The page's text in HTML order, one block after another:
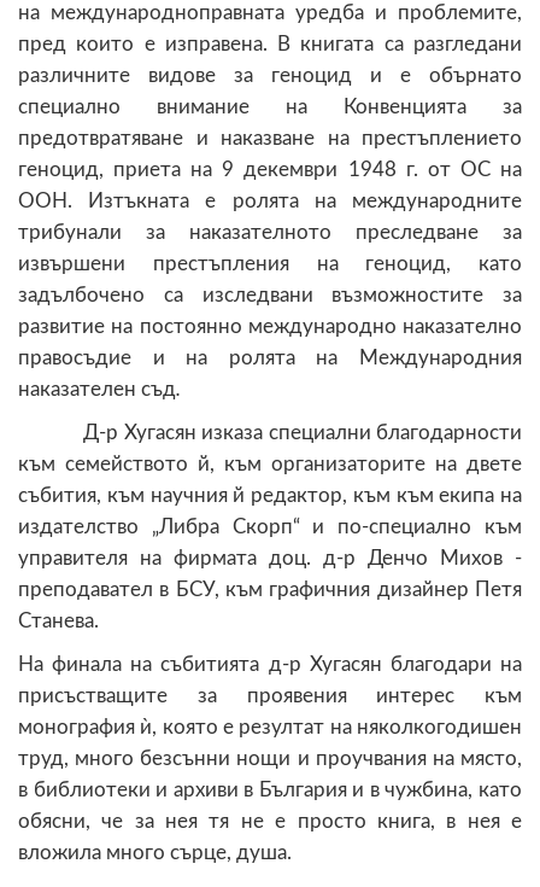
на международноправната уредба и проблемите,
пред които е изправена. В книгата са разгледани
различните видове за геноцид и е обърнато
специално внимание на Конвенцията за
предотвратяване и наказване на престъплението
геноцид, приета на 9 декември 1948 г. от ОС на
ООН. Изтъкната е ролята на международните
трибунали за наказателното преследване за
извършени престъпления на геноцид, като
задълбочено са изследвани възможностите за
развитие на постоянно международно наказателно
правосъдие и на ролята на Международния
наказателен съд.
Д-р Хугасян изказа специални благодарности
към семейството й, към организаторите на двете
събития, към научния й редактор, към към екипа на
издателство „Либра Скорп“ и по-специално към
управителя на фирмата доц. д-р Денчо Михов -
преподавател в БСУ, към графичния дизайнер Петя
Станева.
На финала на събитията д-р Хугасян благодари на
присъстващите за проявения интерес към
монография ѝ, която е резултат на няколкогодишен
труд, много безсънни нощи и проучвания на място,
в библиотеки и архиви в България и в чужбина, като
обясни, че за нея тя не е просто книга, в нея е
вложила много сърце, душа.